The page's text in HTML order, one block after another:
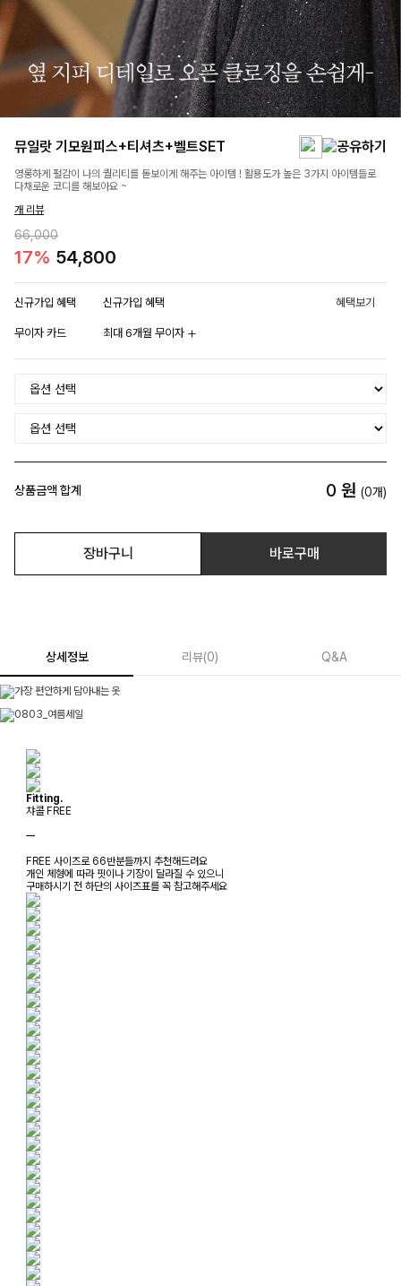
뮤일랏 기모원피스+티셔츠+벨트SET
영롱하게 펄감이 나의 퀄리티를 돋보이게 해주는 아이템 ! 활용도가 높은 3가지 아이템들로
다채로운 코디를 해보아요 ~
개 리뷰
66,000
17% 54,800
신규가입 혜택 신규가입 혜택 혜택보기
무이자 카드 최대 6개월 무이자
상품금액 합계 0 원 (0개)
장바구니 바로구매
상세정보 리뷰(0) Q&A
Fitting.
챠콜 FREE
ㅡ
FREE 사이즈로 66반분들까지 추천해드려요
개인 체형에 따라 핏이나 기장이 달라질 수 있으니
구매하시기 전 하단의 사이즈표를 꼭 참고해주세요